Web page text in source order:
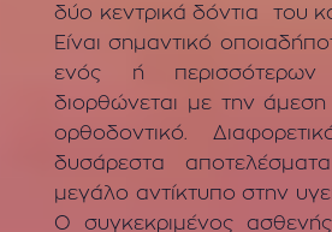
δύο κεντρικά δόντια του
Είναι σημαντικό
ενός ή
διορθώνεται με την
ορθοδοντικό.
δυσάρεστα
μεγάλο αντίκτυπο στην
Ο συγκεκριμένος